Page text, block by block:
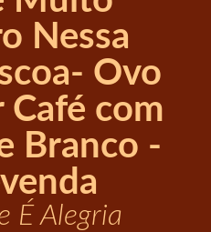
Nessa
Ovo
Café com
Branco -
É Alegria